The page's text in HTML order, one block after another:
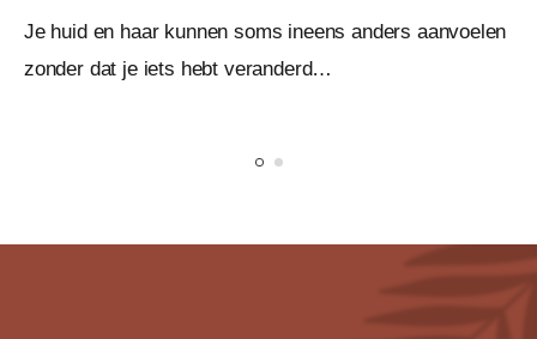
Je huid en haar kunnen soms ineens anders aanvoelen
zonder dat je iets hebt veranderd…